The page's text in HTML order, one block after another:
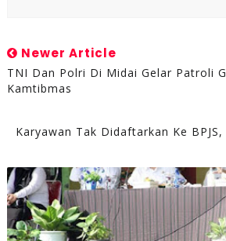
Newer Article
TNI Dan Polri Di Midai Gelar Patroli
Kamtibmas
Karyawan Tak Didaftarkan Ke